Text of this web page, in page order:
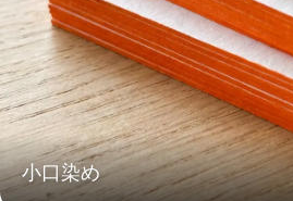
小口染め